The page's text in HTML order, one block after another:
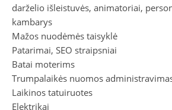
darželio išleistuvės, animatoriai,
kambarys
Mažos nuodėmės taisyklė
Patarimai, SEO straipsniai
Batai moterims
Trumpalaikės nuomos
Laikinos tatuiruotes
Elektrikai